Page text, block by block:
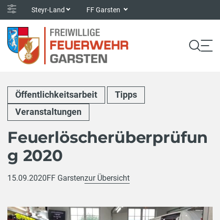
Steyr-Land FF Garsten
Öffentlichkeitsarbeit
Tipps
Veranstaltungen
Feuerlöscherüberprüfun
g 2020
15.09.2020FF Garstenzur Übersicht